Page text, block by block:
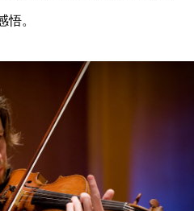
悟。